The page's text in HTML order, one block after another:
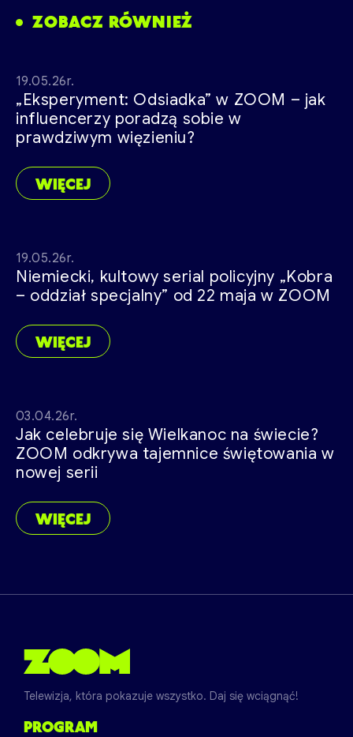
ZOBACZ RÓWNIEŻ
19.05.26r.
„Eksperyment: Odsiadka” w ZOOM – jak
influencerzy poradzą sobie w
prawdziwym więzieniu?
WIĘCEJ
19.05.26r.
Niemiecki, kultowy serial policyjny „Kobra
– oddział specjalny” od 22 maja w ZOOM
WIĘCEJ
03.04.26r.
Jak celebruje się Wielkanoc na świecie?
ZOOM odkrywa tajemnice świętowania w
nowej serii
WIĘCEJ
Telewizja, która pokazuje wszystko. Daj się wciągnąć!
PROGRAM